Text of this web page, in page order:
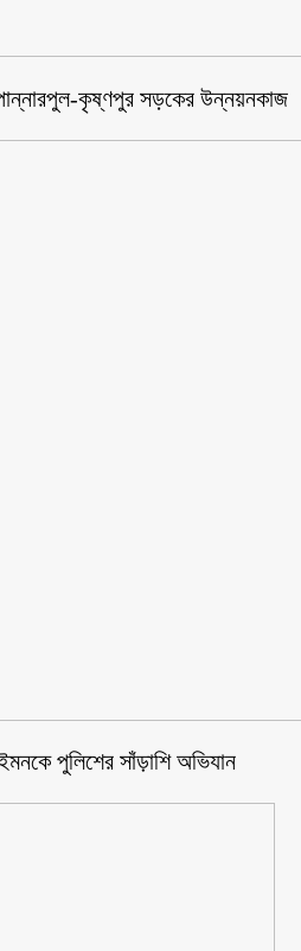
কৃষ্ণপুর সড়কের উন্নয়নকাজ
ইমনকে পুলিশের সাঁড়াশি অভিযান